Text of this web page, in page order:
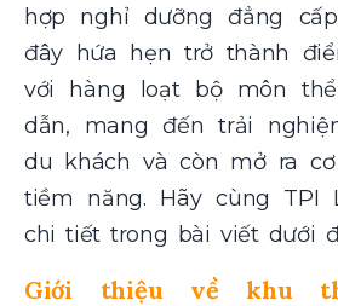
hợp nghỉ dưỡng đẳng
đây hứa hẹn trở thành
với hàng loạt bộ môn
dẫn, mang đến trải
du khách và còn mở ra
tiềm năng. Hãy cùng TPI
chi tiết trong bài viết dưới
Giới thiệu về khu